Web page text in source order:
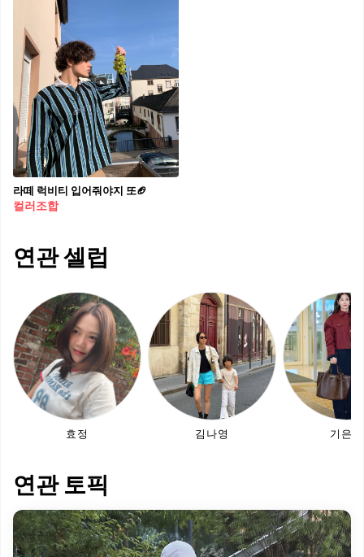
라떼 럭비티 입어줘야지 또🏈⁠
컬러조합
연관 셀럽
효정 김나영 기은세
연관 토픽